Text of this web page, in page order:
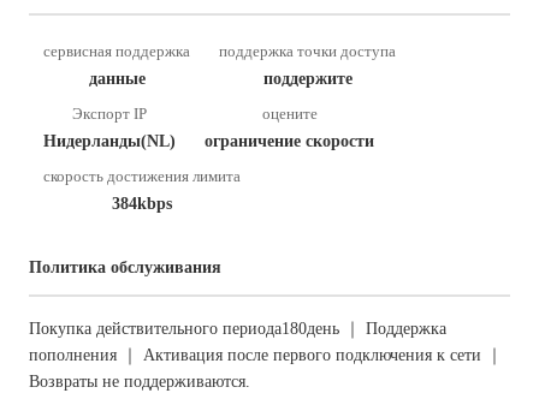
сервисная поддержка
данные
поддержка точки доступа
поддержите
Экспорт IP
Нидерланды(NL)
оцените
ограничение скорости
скорость достижения лимита
384kbps
Политика обслуживания
Покупка действительного периода180день ｜ Поддержка
пополнения ｜ Активация после первого подключения к сети ｜
Возвраты не поддерживаются.